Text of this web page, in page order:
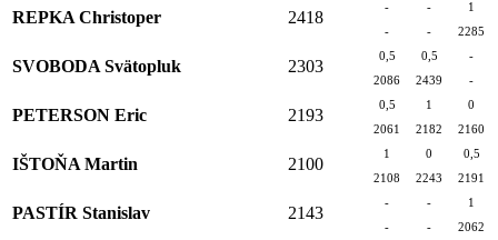
REPKA Christoper
2418
- -
1
-
- 2285
SVOBODA Svätopluk 2303
0,5 0,5
-
2086
2439 -
PETERSON Eric 2193
0,5 1
0
2061
2182 2160
IŠTOŇA Martin 2100
1 0
0,5
2108
2243 2191
PASTÍR Stanislav 2143
- -
1
-
- 2062